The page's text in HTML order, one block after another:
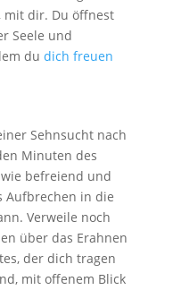
mit dir. Du öffnest
Seele und
du dich freuen
Sehnsucht nach
Minuten des
befreiend und
Aufbrechen in die
Verweile noch
über das Erahnen
der dich tragen
mit offenem Blick